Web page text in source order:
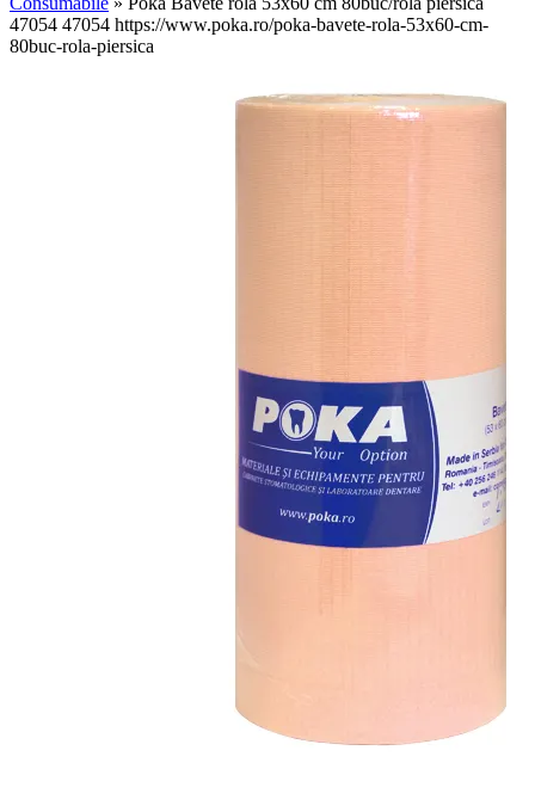
47054 47054 https://www.poka.ro/poka-bavete-rola-53x60-cm-
80buc-rola-piersica